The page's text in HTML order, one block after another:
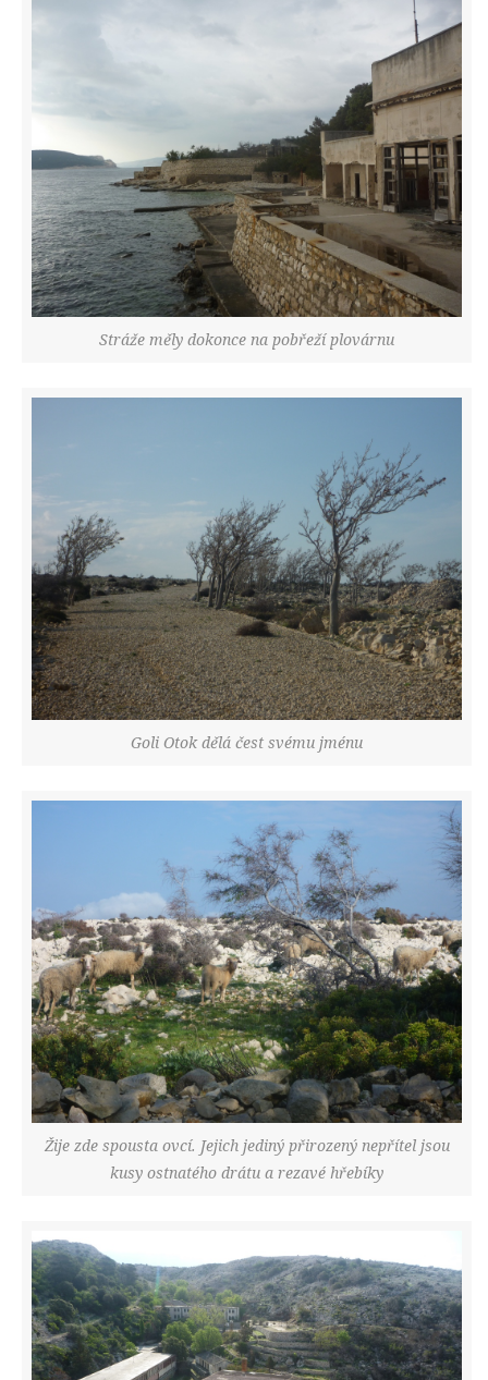
Stráže měly dokonce na pobřeží plovárnu
Goli Otok dělá čest svému jménu
Žije zde spousta ovcí. Jejich jediný přirozený nepřítel jsou
kusy ostnatého drátu a rezavé hřebíky